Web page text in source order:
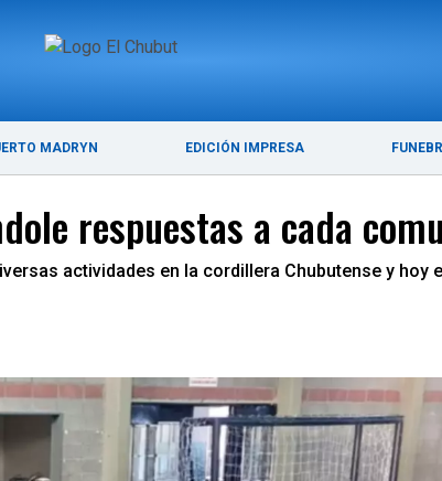
MADRYN EDICIÓN IMPRESA
ÚLTIMAS NOTICIAS
respuestas a cada
actividades en la cordillera Chubutense y